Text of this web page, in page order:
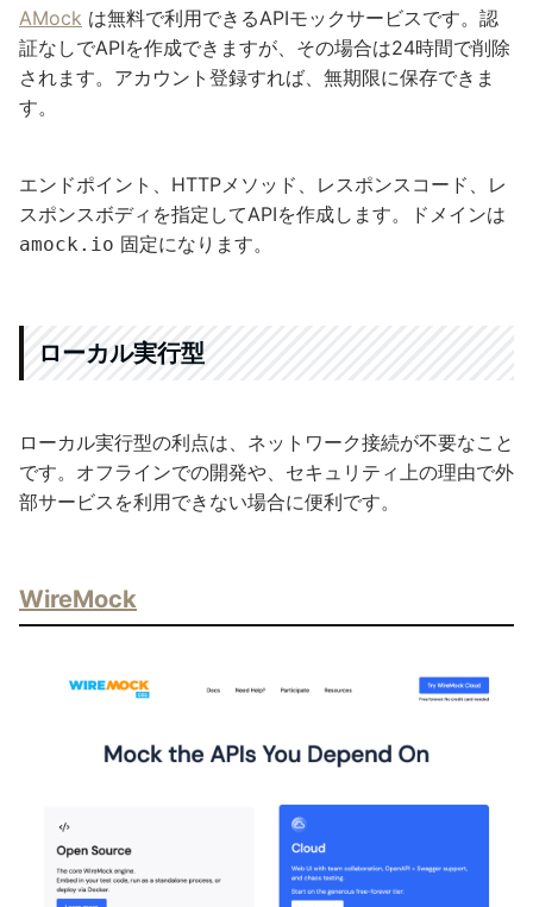
AMock は無料で利用できるAPIモックサービスです。認
証なしでAPIを作成できますが、その場合は24時間で削除
されます。アカウント登録すれば、無期限に保存できま
す。
エンドポイント、HTTPメソッド、レスポンスコード、レ
スポンスボディを指定してAPIを作成します。ドメインは
amock.io 固定になります。
ローカル実行型
ローカル実行型の利点は、ネットワーク接続が不要なこと
です。オフラインでの開発や、セキュリティ上の理由で外
部サービスを利用できない場合に便利です。
WireMock